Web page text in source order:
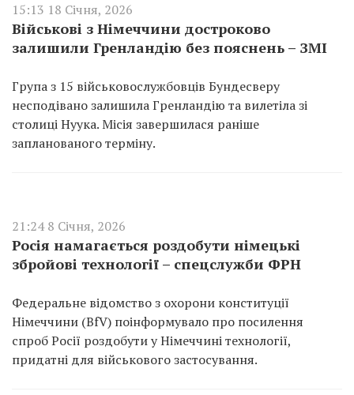
15:13 18 Січня, 2026
Військові з Німеччини достроково
залишили Гренландію без пояснень – ЗМІ
Група з 15 військовослужбовців Бундесверу
несподівано залишила Гренландію та вилетіла зі
столиці Нуука. Місія завершилася раніше
запланованого терміну.
21:24 8 Січня, 2026
Росія намагається роздобути німецькі
збройові технології – спецслужби ФРН
Федеральне відомство з охорони конституції
Німеччини (BfV) поінформувало про посилення
спроб Росії роздобути у Німеччині технології,
придатні для військового застосування.